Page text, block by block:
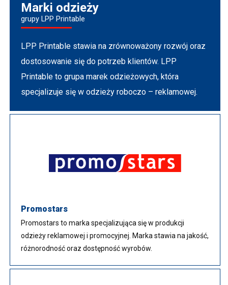
Marki odzieży
grupy LPP Printable
LPP Printable stawia na zrównoważony rozwój oraz
dostosowanie się do potrzeb klientów. LPP
Printable to grupa marek odzieżowych, która
specjalizuje się w odzieży roboczo – reklamowej.
Promostars
Promostars to marka specjalizująca się w produkcji
odzieży reklamowej i promocyjnej. Marka stawia na jakość,
różnorodność oraz dostępność wyrobów.